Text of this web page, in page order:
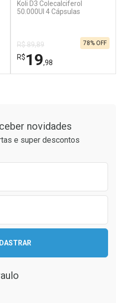
Ativar Desconto
Por R$ 21,86/cada
Koli D3 Colecalciferol
50.000UI 4 Cápsulas
R$ 89,89
R$19,98
78% OFF
Ativar Desconto
Comprar sem Desconto
novidades
e super descontos